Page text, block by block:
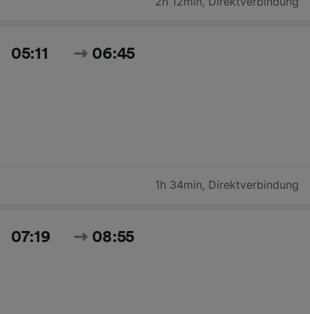
05:11 06:45
1h 34min, Direktverbindung
07:19 08:55